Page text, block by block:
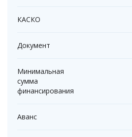
КАСКО
Документ
Минимальная
сумма
финансирования
Аванс